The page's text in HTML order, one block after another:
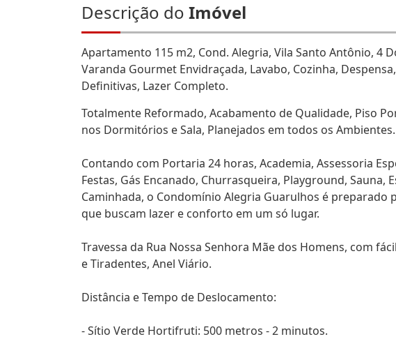
Descrição do Imóvel
Apartamento 115 m2, Cond. Alegria, Vila Santo Antônio, 4
Varanda Gourmet Envidraçada, Lavabo, Cozinha,
Definitivas, Lazer Completo.
Totalmente Reformado, Acabamento de Qualidade, Piso
nos Dormitórios e Sala, Planejados em todos os Ambientes.
Contando com Portaria 24 horas, Academia, Assessoria
Festas, Gás Encanado, Churrasqueira, Playground,
Caminhada, o Condomínio Alegria Guarulhos é preparado
que buscam lazer e conforto em um só lugar.
Travessa da Rua Nossa Senhora Mãe dos Homens, com
e Tiradentes, Anel Viário.
Distância e Tempo de Deslocamento:
- Sítio Verde Hortifruti: 500 metros - 2 minutos.